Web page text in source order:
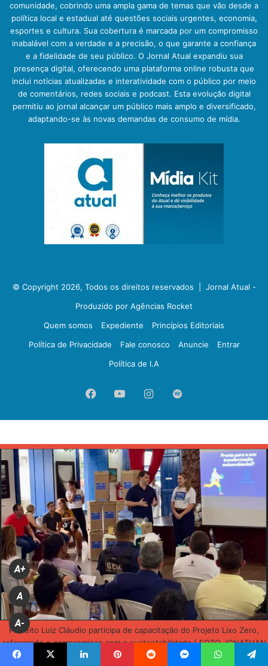
comunidade, cobrindo uma ampla gama de temas que vão desde a
política local e estadual até questões sociais urgentes, economia,
esportes e cultura. Sua cobertura é marcada por um compromisso
inabalável com a verdade e a precisão, o que garante a confiança
e a fidelidade de seu público. O Jornal Atual expandiu sua
presença digital, oferecendo uma plataforma online robusta que
inclui notícias atualizadas e interatividade com o público por meio
de comentários, redes sociais e podcast. Esta evolução digital
permitiu ao jornal alcançar um público mais amplo e diversificado,
adaptando-se às novas demandas de consumo de mídia.
© Copyright 2026, Todos os direitos reservados | Jornal Atual -
Produzido por Agências Rocket
Quem somos
Expediente
Princípios Editoriais
Política de Privacidade
Fale conosco Anuncie
Entrar
Política de I.A
FacebookYouTubeInstagram
Spotify
A+
A
A-
Prefeito Luiz Cláudio participa de capacitação do Projeto Lixo Zero,
reforçando o compromisso com a sustentabilidade ( FOTO JONATHAN
ABADE/PMM)